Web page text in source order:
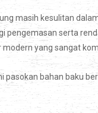
masih kesulitan
pengemasan serta
modern yang sangat
bahan baku